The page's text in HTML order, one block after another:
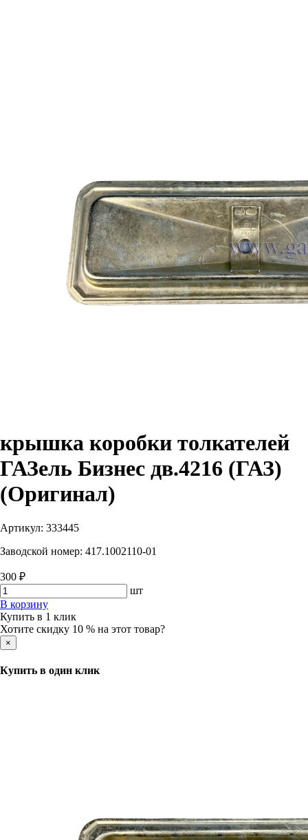
крышка коробки толкателей
ГАЗель Бизнес дв.4216 (ГАЗ)
(Оригинал)
Артикул: 333445
Заводской номер: 417.1002110-01
300 ₽
шт
В корзину
Купить в 1 клик
Хотите скидку 10 % на этот товар?
×
Купить в один клик